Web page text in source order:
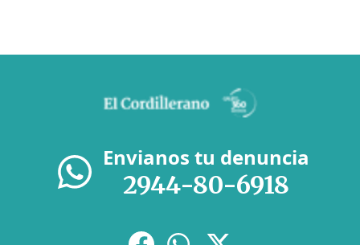
Envianos tu denuncia
2944-80-6918